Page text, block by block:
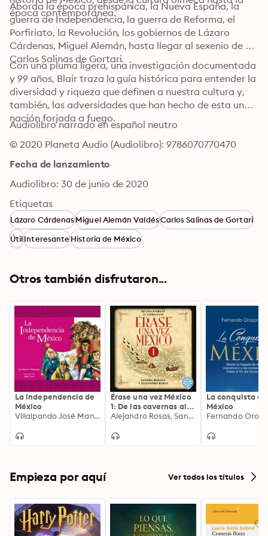
época contemporánea.
Aborda la época prehispánica, la Nueva España, la
guerra de Independencia, la guerra de Reforma, el
Porfiriato, la Revolución, los gobiernos de Lázaro
Cárdenas, Miguel Alemán, hasta llegar al sexenio de
Carlos Salinas de Gortari.
Con una pluma ligera, una investigación documentada
y 99 años, Blair traza la guía histórica para entender la
diversidad y riqueza que definen a nuestra cultura y,
también, las adversidades que han hecho de esta una
nación forjada a fuego.
Audiolibro narrado en español neutro
© 2020 Planeta Audio (Audiolibro): 9786070770470
Fecha de lanzamiento
Audiolibro: 30 de junio de 2020
Etiquetas
Lázaro CárdenasMiguel Alemán ValdésCarlos Salinas de Gortari
ÚtilInteresanteHistoria de México
Otros también disfrutaron...
La independencia de
México
Villalpando José Manuel
Érase una vez México
1: De las cavernas al
virreinato
Alejandro Rosas, Sandra Molina
La conquista de
México
Fernando
Empieza por aquí Ver todos los títulos